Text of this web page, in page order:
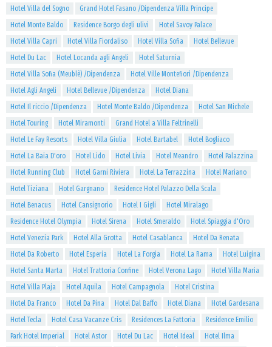
Hotel Villa del Sogno
Grand Hotel Fasano /Dipendenza Villa Principe
Hotel Monte Baldo
Residence Borgo degli ulivi
Hotel Savoy Palace
Hotel Villa Capri
Hotel Villa Fiordaliso Hotel Villa Sofia
Hotel Bellevue
Hotel Du Lac
Hotel Locanda agli Angeli
Hotel Saturnia
Hotel Villa Sofia (Meublè) /Dipendenza
Hotel Ville Montefiori /Dipendenza
Hotel Agli Angeli
Hotel Bellevue /Dipendenza
Hotel Diana
Hotel Il riccio /Dipendenza
Hotel Monte Baldo /Dipendenza
Hotel San Michele
Hotel Touring
Hotel Miramonti
Grand Hotel a Villa Feltrinelli
Hotel Le Fay Resorts
Hotel Villa Giulia Hotel Bartabel
Hotel Bogliaco
Hotel La Baia D'oro
Hotel Lido Hotel Livia Hotel Meandro
Hotel Palazzina
Hotel Running Club
Hotel Garni Riviera Hotel La Terrazzina
Hotel Mariano
Hotel Tiziana
Hotel Gargnano
Residence Hotel Palazzo Della Scala
Hotel Benacus
Hotel Cansignorio Hotel I Gigli
Hotel Miralago
Residence Hotel Olympia
Hotel Sirena Hotel Smeraldo
Hotel Spiaggia d'Oro
Hotel Venezia Park
Hotel Alla Grotta Hotel Casablanca
Hotel Da Renata
Hotel Da Roberto
Hotel Esperia Hotel La Forgia Hotel La Rama
Hotel Luigina
Hotel Santa Marta
Hotel Trattoria Confine Hotel Verona Lago
Hotel Villa Maria
Hotel Villa Plaja
Hotel Aquila Hotel Campagnola
Hotel Cristina
Hotel Da Franco
Hotel Da Pina Hotel Dal Baffo Hotel Diana
Hotel Gardesana
Hotel Tecla
Hotel Casa Vacanze Cris Residences La Fattoria
Residence Emilio
Park Hotel Imperial
Hotel Astor Hotel Du Lac Hotel Ideal
Hotel Ilma